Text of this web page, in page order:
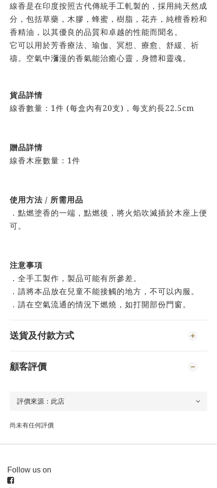
線香是在印度按照古代傳統手工軋製的，採用純天然成
分，包括草藥，木膠，蜂蜜，樹脂，花卉，純檀香粉和
香精油，以其優良的品質和卓越的性能而聞名。
它可以用於芳香療法、瑜伽、冥想、療愈、舒緩、祈
禱。空氣中瀰漫的香氣能治癒心靈，身體和靈魂。
貨品詳情
線香數量：1件 (每盒內有20支)，每支約長22.5cm
贈品詳情
線香木座數量：1件
使用方法 / 所需用品
．點燃塗香的一端，點燃後，將火焰吹滅插於木座上便
可。
注意事項
．全手工製作，製品可能有所參差。
．請將本品放在兒童不能接觸的地方，不可以內服。
．請在空氣流通的情況下燃燒，如打開部份門窗。
送貨及付款方式
顧客評價
尚未有任何評價
Follow us on